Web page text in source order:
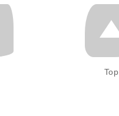
Top